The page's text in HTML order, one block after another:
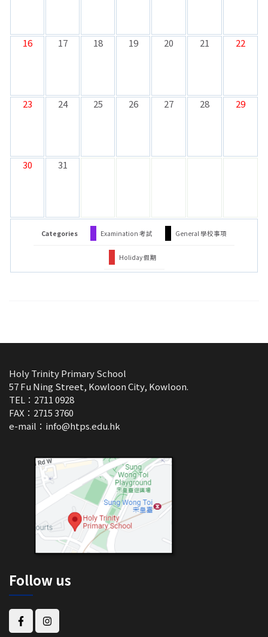
16 17 18 19 20 21 22
23 24 25 26 27 28 29
30 31
Categories Examination 考試 General 學校事項
Holiday 假期
Holy Trinity Primary School
57 Fu Ning Street, Kowloon City, Kowloon.
TEL：2711 0928
FAX：2715 3760
e-mail： info@htps.edu.hk
Follow us